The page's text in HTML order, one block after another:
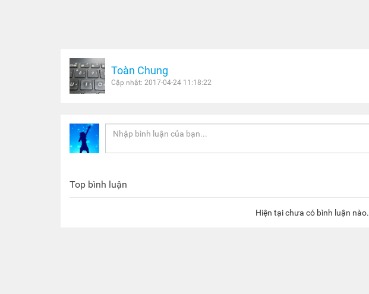
Toàn Chung
Cập nhật: 2017-04-24 11:18:22
Top bình luận
Hiện tại chưa có bình luận nào.